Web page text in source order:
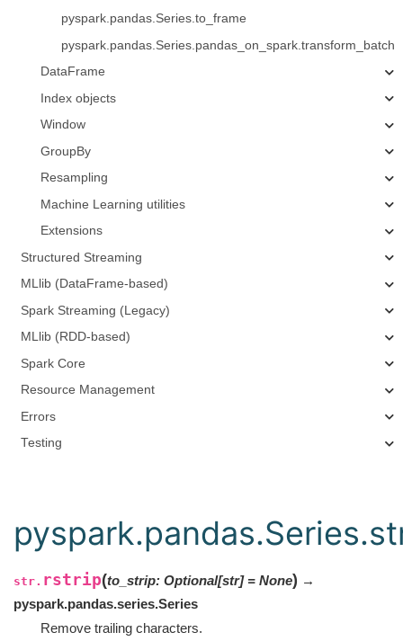
pyspark.pandas.Series.to_frame
pyspark.pandas.Series.pandas_on_spark.transform_batch
DataFrame
Index objects
Window
GroupBy
Resampling
Machine Learning utilities
Extensions
Structured Streaming
MLlib (DataFrame-based)
Spark Streaming (Legacy)
MLlib (RDD-based)
Spark Core
Resource Management
Errors
Testing
str. rstrip(to_strip: Optional[str] = None) →
pyspark.pandas.series.Series
Remove trailing characters.